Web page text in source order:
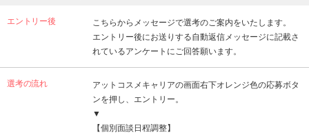
エントリー後
こちらからメッセージで選考のご案内をいたします。
エントリー後にお送りする自動返信メッセージに記載さ
れているアンケートにご回答願います。
選考の流れ
アットコスメキャリアの画面右下オレンジ色の応募ボタ
ンを押し、エントリー。
▼
【個別面談日程調整】